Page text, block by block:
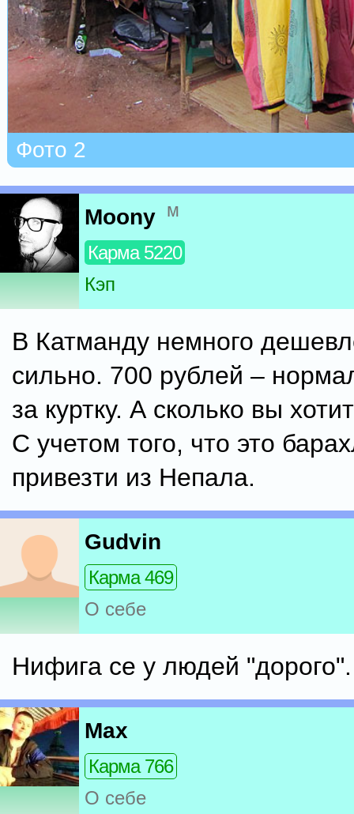
Фото 2
Moony м
Карма 5220
Кэп
В Катманду немного
сильно. 700 рублей –
за куртку. А сколько вы
С учетом того, что это
привезти из Непала.
Gudvin
Карма 469
О себе
Нифига се у людей "дорого".
Max
Карма 766
О себе